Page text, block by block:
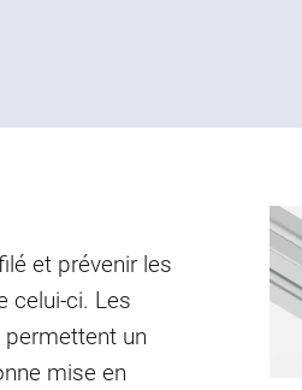
et prévenir les
celui-ci. Les
un
mise en